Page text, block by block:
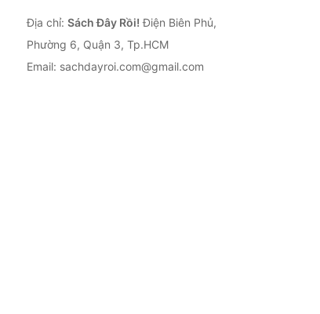
Địa chỉ: Sách Đây Rồi! Điện Biên Phủ,
Phường 6, Quận 3, Tp.HCM
Email: sachdayroi.com@gmail.com